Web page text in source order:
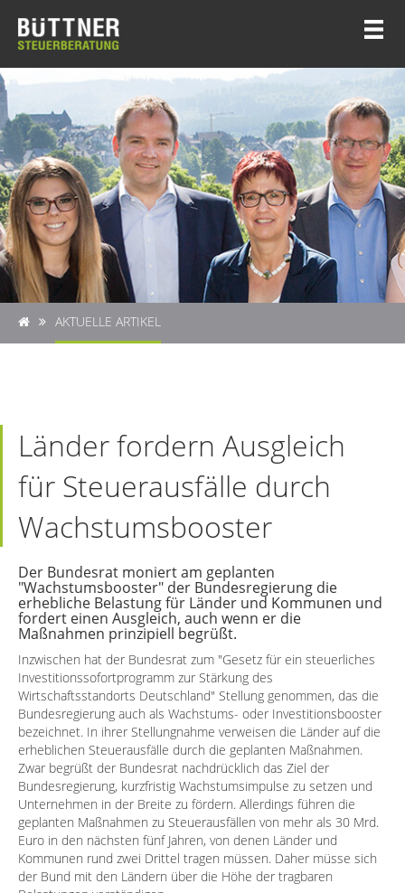
AKTUELLE ARTIKEL
Länder fordern Ausgleich
für Steuerausfälle durch
Wachstumsbooster
Der Bundesrat moniert am geplanten
"Wachstumsbooster" der Bundesregierung die
erhebliche Belastung für Länder und Kommunen und
fordert einen Ausgleich, auch wenn er die
Maßnahmen prinzipiell begrüßt.
Inzwischen hat der Bundesrat zum "Gesetz für ein steuerliches
Investitionssofortprogramm zur Stärkung des
Wirtschaftsstandorts Deutschland" Stellung genommen, das die
Bundesregierung auch als Wachstums- oder Investitionsbooster
bezeichnet. In ihrer Stellungnahme verweisen die Länder auf die
erheblichen Steuerausfälle durch die geplanten Maßnahmen.
Zwar begrüßt der Bundesrat nachdrücklich das Ziel der
Bundesregierung, kurzfristig Wachstumsimpulse zu setzen und
Unternehmen in der Breite zu fördern. Allerdings führen die
geplanten Maßnahmen zu Steuerausfällen von mehr als 30 Mrd.
Euro in den nächsten fünf Jahren, von denen Länder und
Kommunen rund zwei Drittel tragen müssen. Daher müsse sich
der Bund mit den Ländern über die Höhe der tragbaren